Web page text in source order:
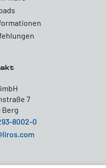
7
Berg
8002-0